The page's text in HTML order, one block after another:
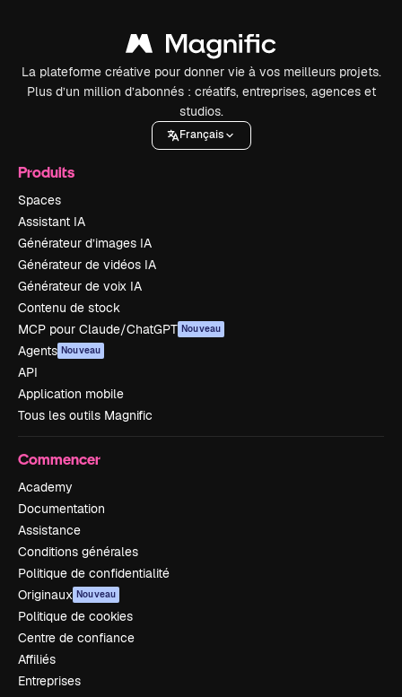
La plateforme créative pour donner vie à vos meilleurs projets.
Plus d’un million d’abonnés : créatifs, entreprises, agences et
studios.
Français
Produits
Spaces
Assistant IA
Générateur d’images IA
Générateur de vidéos IA
Générateur de voix IA
Contenu de stock
MCP pour Claude/ChatGPT Nouveau
Agents Nouveau
API
Application mobile
Tous les outils Magnific
Commencer
Academy
Documentation
Assistance
Conditions générales
Politique de confidentialité
Originaux Nouveau
Politique de cookies
Centre de confiance
Affiliés
Entreprises